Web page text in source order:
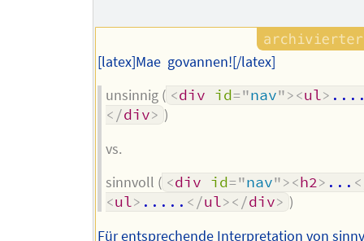
Autors
[latex]Mae govannen![/latex]
unsinnig ( <div id="nav"><ul>
</div> )
vs.
sinnvoll ( <div id="nav"><h2> ...
<ul> ..... </ul></div> )
Für entsprechende Interpretation von